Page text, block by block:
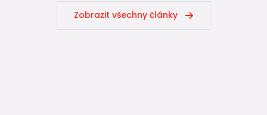
Zobrazit všechny články